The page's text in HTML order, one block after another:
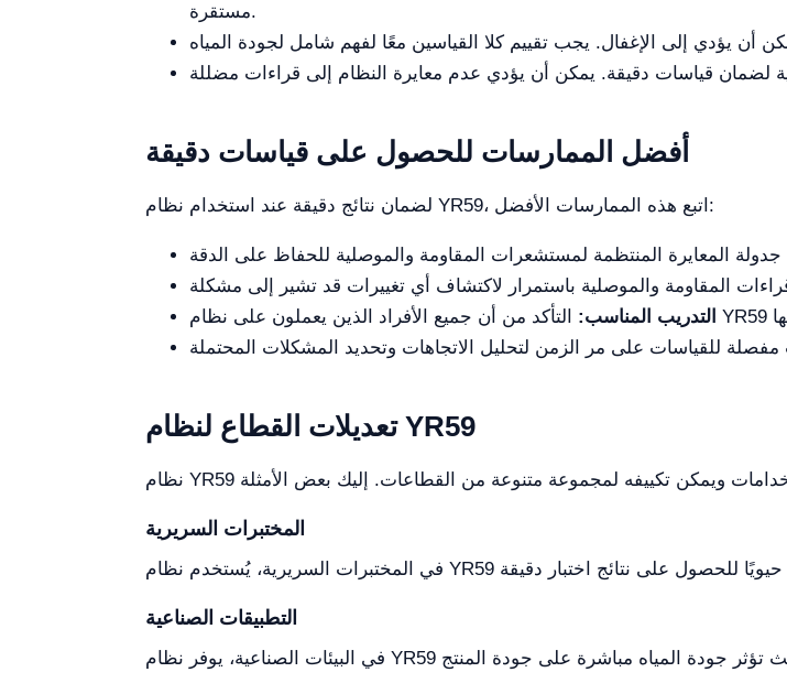
مستقرة.
أفضل الممارسات للحصول على قياسات دقيقة
لضمان نتائج دقيقة عند استخدام نظام YR59، اتبع هذه الممارسات الأفضل:
التدريب المناسب:
تعديلات القطاع لنظام YR59
المختبرات السريرية
التطبيقات الصناعية